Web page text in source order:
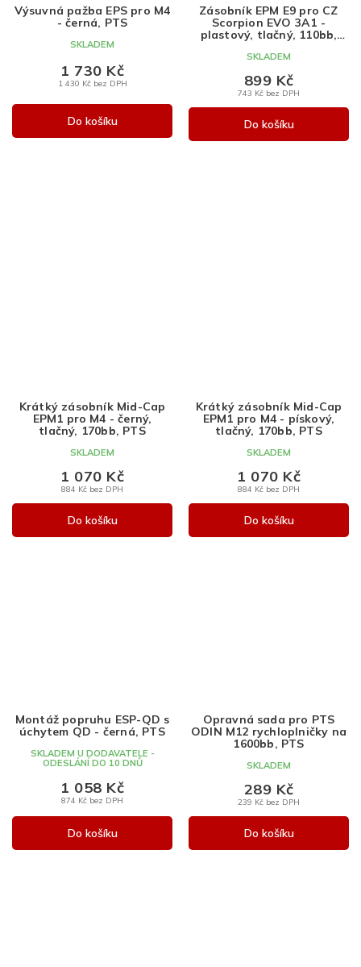
Výsuvná pažba EPS pro M4
- černá, PTS
SKLADEM
1 430 Kč bez DPH
1 730 Kč
Do košíku
Zásobník EPM E9 pro CZ
Scorpion EVO 3A1 -
plastový, tlačný, 110bb,
SKLADEM
743 Kč bez DPH
899 Kč
Do košíku
Krátký zásobník Mid-Cap
EPM1 pro M4 - černý,
tlačný, 170bb, PTS
SKLADEM
884 Kč bez DPH
1 070 Kč
Do košíku
Krátký zásobník Mid-Cap
EPM1 pro M4 - pískový,
tlačný, 170bb, PTS
SKLADEM
884 Kč bez DPH
1 070 Kč
Do košíku
Montáž popruhu ESP-QD s
úchytem QD - černá, PTS
SKLADEM U DODAVATELE -
ODESLÁNÍ DO 10 DNŮ
874 Kč bez DPH
1 058 Kč
Do košíku
Opravná sada pro PTS
ODIN M12 rychloplničky na
1600bb, PTS
SKLADEM
239 Kč bez DPH
289 Kč
Do košíku